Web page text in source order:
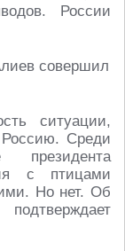
России
ситуации,
Среди
президента
с птицами
Но нет. Об